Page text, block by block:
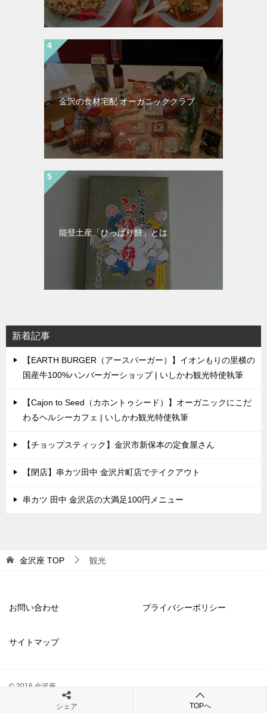
金沢の食材宅配 オーガニッククラブ
能登土産「ひっぱり餅」とは
新着記事
【EARTH BURGER（アースバーガー）】イオンもりの里横の
国産牛100%ハンバーガーショップ | いしかわ観光特使執筆
【Cajon to Seed（カホントゥシード）】オーガニックにこだ
わるヘルシーカフェ | いしかわ観光特使執筆
【チョップスティック】金沢市新保本の定食屋さん
【閉店】串カツ田中 金沢片町店でテイクアウト
串カツ 田中 金沢店の大満足100円メニュー
金沢座 TOP 観光
お問い合わせ プライバシーポリシー
サイトマップ
© 2016 金沢座
シェア TOPへ